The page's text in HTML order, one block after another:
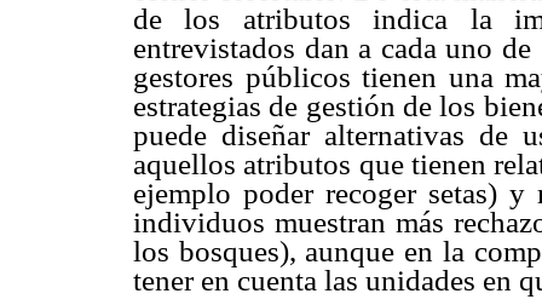
de los atributos indica la
entrevistados dan a cada uno
gestores públicos tienen una
estrategias de gestión de los
puede diseñar alternativas de
aquellos atributos que tienen
ejemplo poder recoger setas)
individuos muestran más
los bosques), aunque en la
tener en cuenta las unidades en